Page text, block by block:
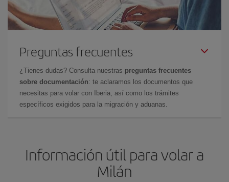
Preguntas frecuentes
¿Tienes dudas? Consulta nuestras preguntas frecuentes
sobre documentación: te aclaramos los documentos que
necesitas para volar con Iberia, así como los trámites
específicos exigidos para la migración y aduanas.
Información útil para volar a
Milán